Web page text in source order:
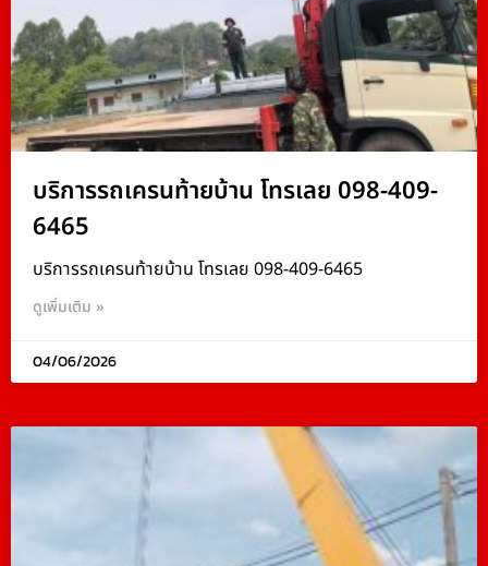
บริการรถเครนท้ายบ้าน โทรเลย 098-409-
6465
บริการรถเครนท้ายบ้าน โทรเลย 098-409-6465
ดูเพิ่มเติม »
04/06/2026